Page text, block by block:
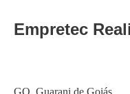
Empretec
Category
GO, Guarani de Goiás